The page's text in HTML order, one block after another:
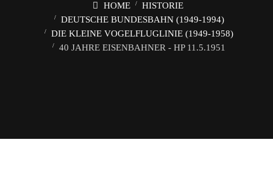
HOME
HISTORIE
DEUTSCHE BUNDESBAHN (1949-1994)
DIE KLEINE VOGELFLUGLINIE (1949-1958)
40 JAHRE EISENBAHNER - HP 11.5.1951